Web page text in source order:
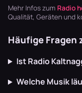
und Gitarren,
die m…
Mehr Infos zum Radio
Qualität, Geräten und
Häufige Fragen
Ist Radio
Welche Musik